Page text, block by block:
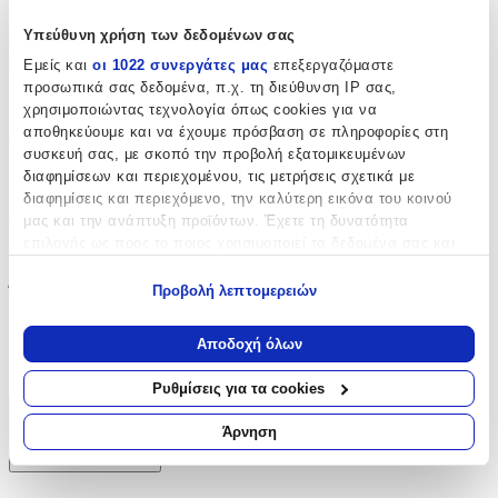
Υπεύθυνη χρήση των δεδομένων σας
Εμείς και οι 1022 συνεργάτες μας επεξεργαζόμαστε
προσωπικά σας δεδομένα, π.χ. τη διεύθυνση IP σας,
χρησιμοποιώντας τεχνολογία όπως cookies για να
αποθηκεύουμε και να έχουμε πρόσβαση σε πληροφορίες στη
συσκευή σας, με σκοπό την προβολή εξατομικευμένων
διαφημίσεων και περιεχομένου, τις μετρήσεις σχετικά με
διαφημίσεις και περιεχόμενο, την καλύτερη εικόνα του κοινού
μας και την ανάπτυξη προϊόντων. Έχετε τη δυνατότητα
Να συλλέξουμε πληροφορίες σχετικά με τη γεωγραφική
σας τοποθεσία, οι οποίες μπορεί να είναι ακριβείς σε
απόσταση μερικών μέτρων
Να αναγνωρίσουμε τη συσκευή σας σαρώνοντας ενεργά
για συγκεκριμένα χαρακτηριστικά (δακτυλικό αποτύπωμα)
Μάθετε περισσότερα σχετικά με τον τρόπο επεξεργασίας των
προσωπικών σας δεδομένων και καθορίστε τις προτιμήσεις σας
ενότητα “Λεπτομέρειες”
Προβολή λεπτομερειών
Αποδοχή όλων
Ρυθμίσεις για τα cookies
Άρνηση
Ναι
Μπορντούρα:
Φωσφοριζέ:
Όχι
3D:
Όχι
25
cm
Χαρακτηριστικά
+